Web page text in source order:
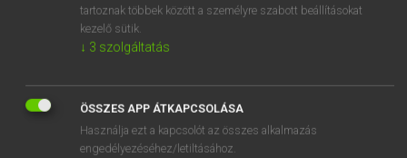
VÁLLALATI MEGOLDÁSOK
RÓLUNK
ELÉRHETŐSÉG
SÜTI BEÁLLÍTÁSOK
tartoznak többek között a személyre szabott beállításokat
kezelő sütik.
↓ 3 szolgáltatás
ÖSSZES APP ÁTKAPCSOLÁSA
Használja ezt a kapcsolót az összes alkalmazás
engedélyezéséhez/letiltásához.